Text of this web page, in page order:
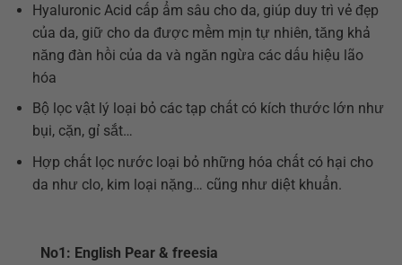
Hyaluronic Acid cấp ẩm sâu cho da, giúp duy trì vẻ đẹp
của da, giữ cho da được mềm mịn tự nhiên, tăng khả
năng đàn hồi của da và ngăn ngừa các dấu hiệu lão
hóa
Bộ lọc vật lý loại bỏ các tạp chất có kích thước lớn như
bụi, cặn, gỉ sắt…
Hợp chất lọc nước loại bỏ những hóa chất có hại cho
da như clo, kim loại nặng… cũng như diệt khuẩn.
No1: English Pear & freesia